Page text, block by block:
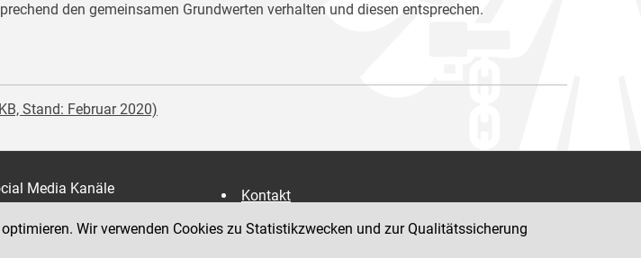
den gemeinsamen Grundwerten verhalten und diesen entsprechen.
Stand: Februar 2020)
Media Kanäle
Kontakt
Impressum
Wir verwenden Cookies zu Statistikzwecken und zur Qualitätssicherung